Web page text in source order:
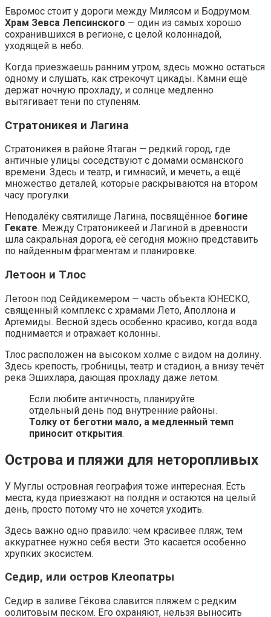
Евромос стоит у дороги между Милясом и Бодрумом.
Храм Зевса Лепсинского — один из самых хорошо
сохранившихся в регионе, с целой колоннадой,
уходящей в небо.
Когда приезжаешь ранним утром, здесь можно остаться
одному и слушать, как стрекочут цикады. Камни ещё
держат ночную прохладу, и солнце медленно
вытягивает тени по ступеням.
Стратоникея и Лагина
Стратоникея в районе Ятаган — редкий город, где
античные улицы соседствуют с домами османского
времени. Здесь и театр, и гимнасий, и мечеть, а ещё
множество деталей, которые раскрываются на втором
часу прогулки.
Неподалёку святилище Лагина, посвящённое богине
Гекате. Между Стратоникеей и Лагиной в древности
шла сакральная дорога, её сегодня можно представить
по найденным фрагментам и планировке.
Летоон и Тлос
Летоон под Сейдикемером — часть объекта ЮНЕСКО,
священный комплекс с храмами Лето, Аполлона и
Артемиды. Весной здесь особенно красиво, когда вода
поднимается и отражает колонны.
Тлос расположен на высоком холме с видом на долину.
Здесь крепость, гробницы, театр и стадион, а внизу течёт
река Эшихлара, дающая прохладу даже летом.
Если любите античность, планируйте
отдельный день под внутренние районы.
Толку от беготни мало, а медленный темп
приносит открытия.
Острова и пляжи для неторопливых
У Муглы островная география тоже интересная. Есть
места, куда приезжают на полдня и остаются на целый
день, просто потому что не хочется уходить.
Здесь важно одно правило: чем красивее пляж, тем
аккуратнее нужно себя вести. Это касается особенно
хрупких экосистем.
Седир, или остров Клеопатры
Седир в заливе Гёкова славится пляжем с редким
оолитовым песком. Его охраняют, нельзя выносить